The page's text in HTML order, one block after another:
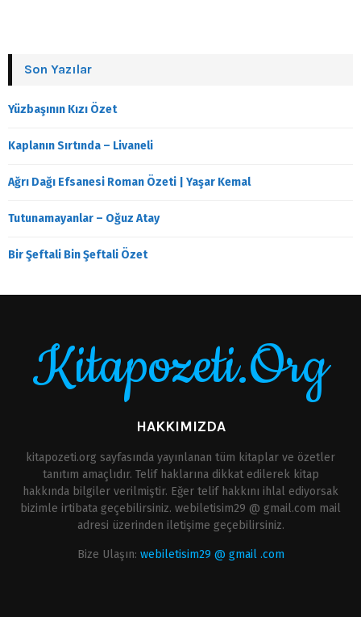
Son Yazılar
Yüzbaşının Kızı Özet
Kaplanın Sırtında – Livaneli
Ağrı Dağı Efsanesi Roman Özeti | Yaşar Kemal
Tutunamayanlar – Oğuz Atay
Bir Şeftali Bin Şeftali Özet
Kitapozeti.Org
HAKKIMIZDA
kitapozeti.org sayfasında yayınlanan tüm kitaplar ve özetler
tanıtım amaçlıdır. Telif haklarına dikkat edilerek kitap
hakkında bilgiler verilmiştir. Eğer telif hakkını ihlal ediyorsak
bizimle irtibata geçebilirsiniz. webiletisim29 @ gmail.com mail
adresi üzerinden iletişime geçebilirsiniz.
Bize Ulaşın: webiletisim29 @ gmail .com